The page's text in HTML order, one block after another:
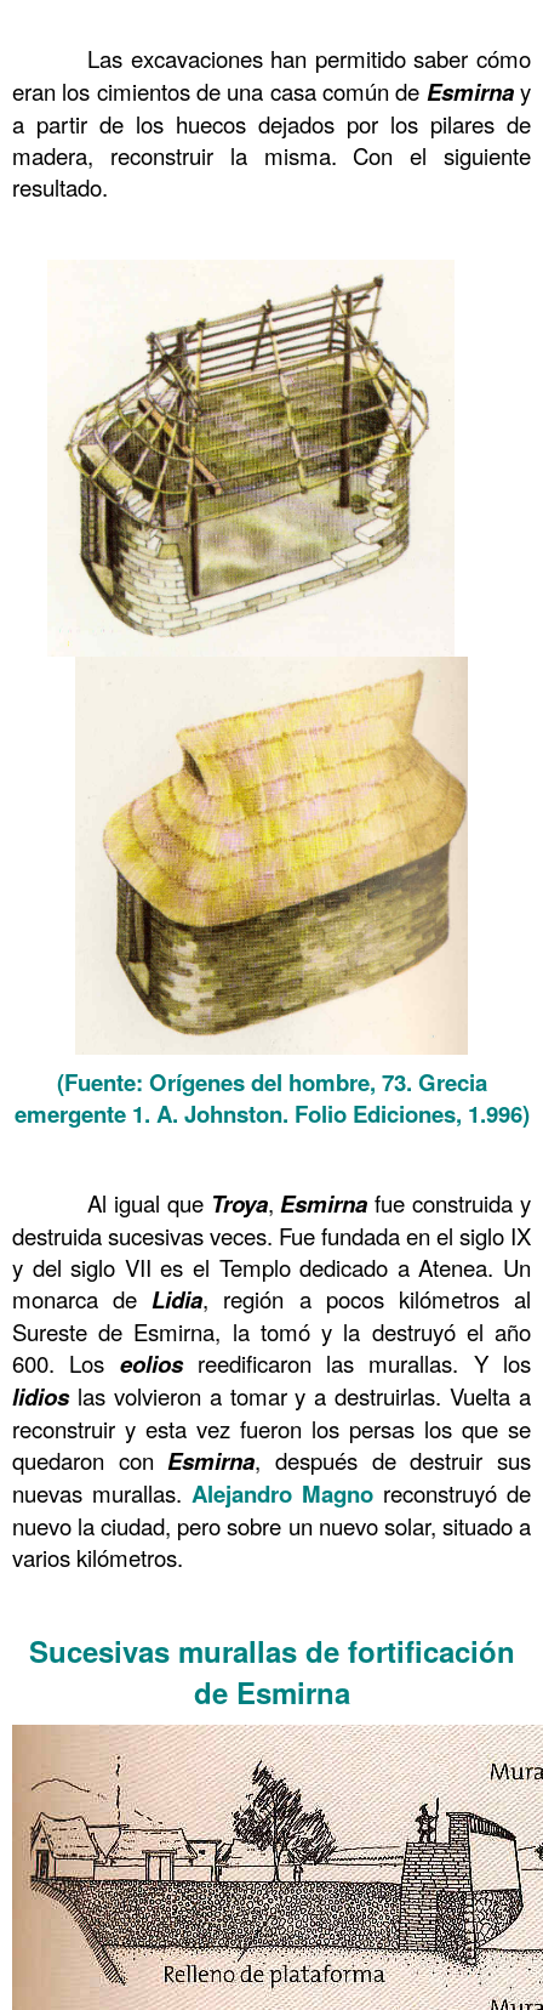
Las excavaciones han permitido saber cómo
eran los cimientos de una casa común de Esmirnay
a partir de los huecos dejados por los pilares de
madera, reconstruir la misma. Con el siguiente
resultado.
(Fuente: Orígenes del hombre, 73. Grecia
emergente 1. A. Johnston. Folio Ediciones, 1.996)
Al igual que Troya, Esmirna fue construida y
destruida sucesivas veces. Fue fundada en el siglo IX
y del siglo VII es el Templo dedicado a Atenea. Un
monarca de Lidia, región a pocos kilómetros al
Sureste de Esmirna, la tomó y la destruyó el año
600. Los eoliosreedificaron las murallas. Y los
lidioslas volvieron a tomar y a destruirlas. Vuelta a
reconstruir y esta vez fueron los persas los que se
quedaron con Esmirna, después de destruir sus
nuevas murallas. Alejandro Magno reconstruyó de
nuevo la ciudad, pero sobre un nuevo solar, situado a
varios kilómetros.
Sucesivas murallas de fortificación
de Esmirna